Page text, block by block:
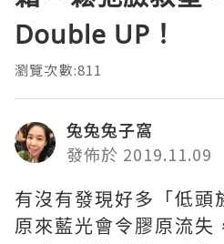
Double UP！
瀏覽次數:811
兔兔兔子窩
發佈於 2019.11.09
有沒有發現好多「低頭
原來藍光會令膠原流失